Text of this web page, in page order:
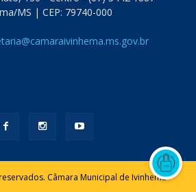
MS | CEP: 79740-000
Câmara Municipal de Ivinhema